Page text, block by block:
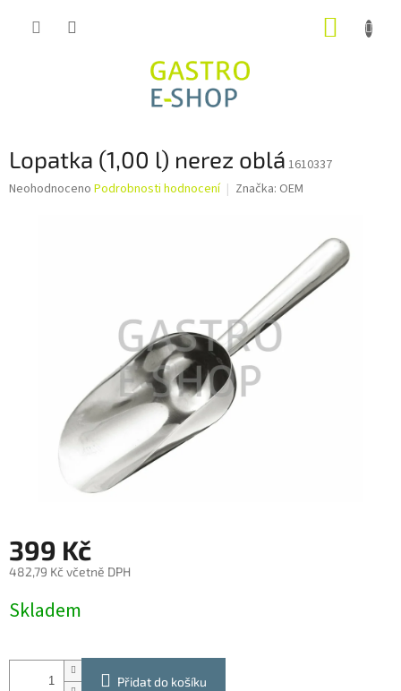
Lopatka (1,00 l) nerez oblá 1610337
Průměrné
Neohodnoceno Podrobnosti hodnocení Značka: OEM
399 Kč
482,79 Kč včetně DPH
cena:
Skladem
Přidat do košíku